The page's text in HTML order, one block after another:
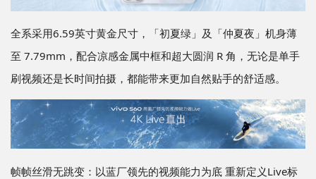
全系采用6.59英寸黄金尺寸，「初夏绿」及「仲夏夜」机身薄
至 7.79mm，配合凉感金属中框和超大圆润 R 角，无论是单手
刷视频还是长时间拍摄，都能带来更加自然贴手的舒适感。
帧帧丝滑无跳变：以蓝厂领先的视频能力为底 重新定义Live标